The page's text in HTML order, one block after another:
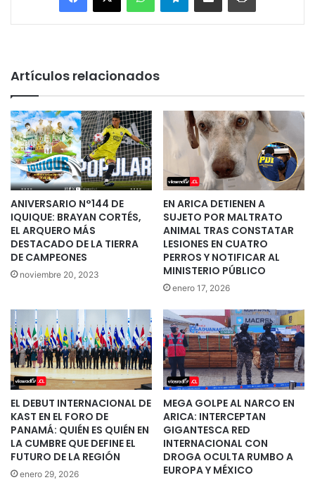
Artículos relacionados
ANIVERSARIO N°144 DE
IQUIQUE: BRAYAN CORTÉS,
EL ARQUERO MÁS
DESTACADO DE LA TIERRA
DE CAMPEONES
noviembre 20, 2023
EN ARICA DETIENEN A
SUJETO POR MALTRATO
ANIMAL TRAS CONSTATAR
LESIONES EN CUATRO
PERROS Y NOTIFICAR AL
MINISTERIO PÚBLICO
enero 17, 2026
EL DEBUT INTERNACIONAL DE
KAST EN EL FORO DE
PANAMÁ: QUIÉN ES QUIÉN EN
LA CUMBRE QUE DEFINE EL
FUTURO DE LA REGIÓN
enero 29, 2026
MEGA GOLPE AL NARCO EN
ARICA: INTERCEPTAN
GIGANTESCA RED
INTERNACIONAL CON
DROGA OCULTA RUMBO A
EUROPA Y MÉXICO